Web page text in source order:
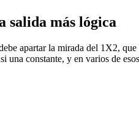
salida más lógica
apartar la mirada del 1X2,
una constante, y en varios de